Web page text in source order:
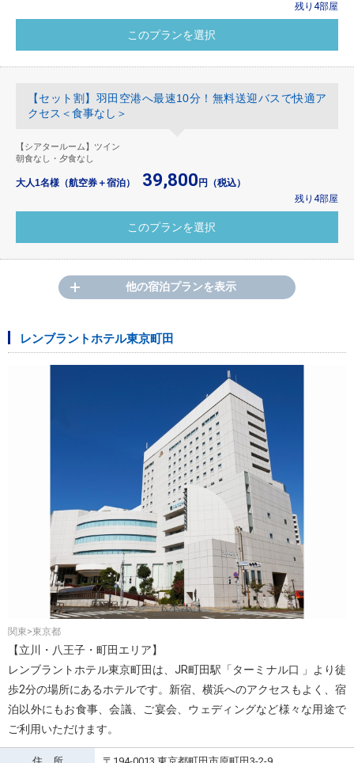
残り4部屋
【セット割】羽田空港へ最速10分！無料送迎バスで快適ア
クセス＜食事なし＞
【シアタールーム】ツイン
朝食なし・夕食なし
大人1名様（航空券＋宿泊） 39,800 円（税込）
残り4部屋
他の宿泊プランを表示
レンブラントホテル東京町田
関東>東京都
【立川・八王子・町田エリア】
レンブラントホテル東京町田は、JR町田駅「ターミナル口 」より徒
歩2分の場所にあるホテルです。新宿、横浜へのアクセスもよく、宿
泊以外にもお食事、会議、ご宴会、ウェディングなど様々な用途で
ご利用いただけます。